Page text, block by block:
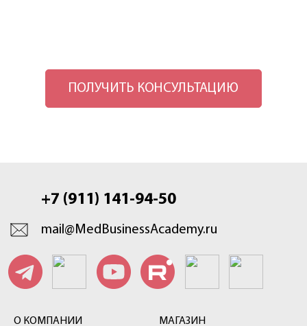
ПОЛУЧИТЬ КОНСУЛЬТАЦИЮ
+7 (911) 141-94-50
mail@MedBusinessAcademy.ru
О КОМПАНИИ МАГАЗИН